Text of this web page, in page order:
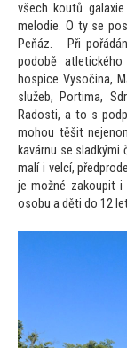
všech koutů
melodie. O ty se
Peňáz. Při
podobě
hospice Vysočina,
služeb, Portima,
Radosti, a to s
mohou těšit
kavárnu se
malí i velcí,
je možné zakoupit i
osobu a děti do 12